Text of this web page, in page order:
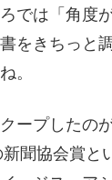
では「角度
をきちっと
。
ープしたの
聞協会賞と